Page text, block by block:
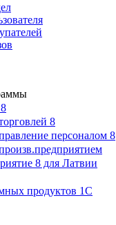
8
персоналом 8
8 для Латвии
продуктов 1С